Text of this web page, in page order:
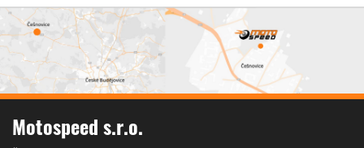
Motospeed s.r.o.